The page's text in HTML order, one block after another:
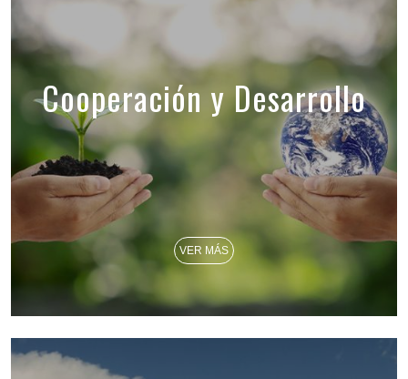
Cooperación y Desarrollo
VER MÁS